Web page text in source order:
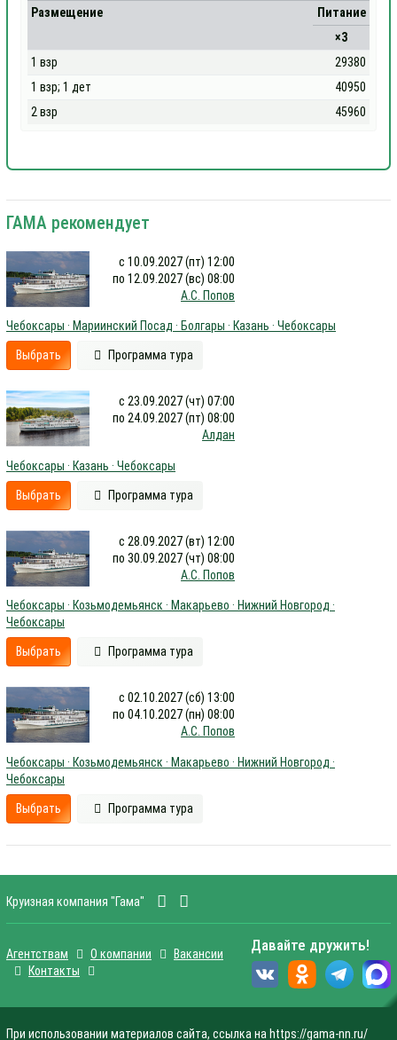
Размещение
Питание
×3
1 взр
29380
1 взр; 1 дет
40950
2 взр
45960
ГАМА рекомендует
с 10.09.2027 (пт) 12:00
по 12.09.2027 (вс) 08:00
А.С. Попов
Чебоксары · Мариинский Посад · Болгары · Казань · Чебоксары
Выбрать Программа тура
с 23.09.2027 (чт) 07:00
по 24.09.2027 (пт) 08:00
Алдан
Чебоксары · Казань · Чебоксары
Выбрать Программа тура
с 28.09.2027 (вт) 12:00
по 30.09.2027 (чт) 08:00
А.С. Попов
Чебоксары · Козьмодемьянск · Макарьево · Нижний Новгород ·
Чебоксары
Выбрать Программа тура
с 02.10.2027 (сб) 13:00
по 04.10.2027 (пн) 08:00
А.С. Попов
Чебоксары · Козьмодемьянск · Макарьево · Нижний Новгород ·
Чебоксары
Выбрать Программа тура
Круизная компания "Гама"
Агентствам О компании
Вакансии
Контакты
Давайте дружить!
При использовании материалов сайта, ссылка на https://gama-nn.ru/